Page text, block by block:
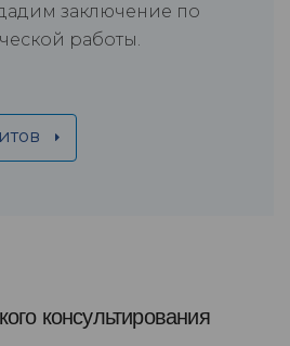
заключение по
работы.
консультирования